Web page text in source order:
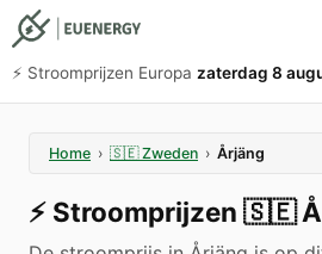
⚡️ Stroomprijzen Europa zaterdag 8
Home › 🇸🇪 Zweden › Årjäng
⚡️ Stroomprijzen 🇸🇪